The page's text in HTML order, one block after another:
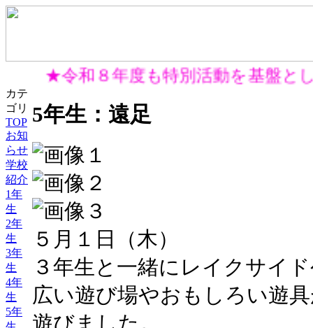
★令和８年度も特別活動を基盤と
カテ
ゴリ
TOP
お知
らせ
学校
紹介
1年
生
2年
生
3年
生
4年
生
5年
5年生：遠足
５月１日（木）
３年生と一緒にレイクサイ
広い遊び場やおもしろい遊
遊びました。